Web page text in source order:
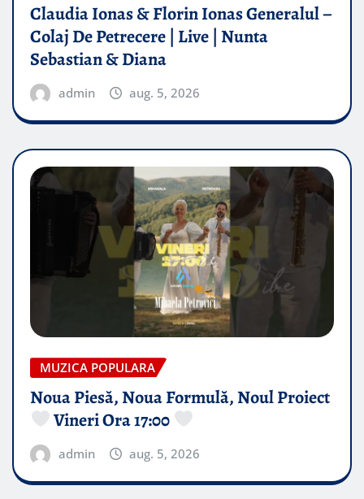
Claudia Ionas & Florin Ionas Generalul –
Colaj De Petrecere | Live | Nunta
Sebastian & Diana
admin aug. 5, 2026
MUZICA POPULARA
Noua Piesă, Noua Formulă, Noul Proiect
Vineri Ora 17:00
admin aug. 5, 2026